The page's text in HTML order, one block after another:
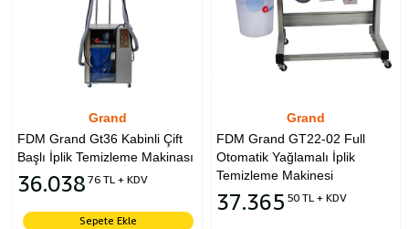
Grand
FDM Grand Gt36 Kabinli Çift
Başlı İplik Temizleme Makinası
36.038 76 TL + KDV
Sepete Ekle
Grand
FDM Grand GT22-02 Full
Otomatik Yağlamalı İplik
Temizleme Makinesi
37.365 50 TL + KDV